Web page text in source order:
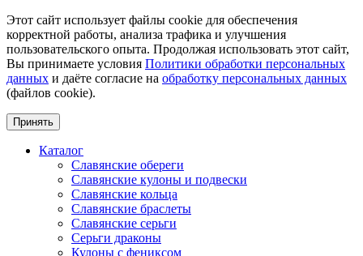
Этот сайт использует файлы cookie для обеспечения
корректной работы, анализа трафика и улучшения
пользовательского опыта. Продолжая использовать этот сайт,
Вы принимаете условия Политики обработки персональных
данных и даёте согласие на обработку персональных данных
(файлов cookie).
Принять
Каталог
Славянские обереги
Славянские кулоны и подвески
Славянские кольца
Славянские браслеты
Славянские серьги
Серьги драконы
Кулоны с фениксом